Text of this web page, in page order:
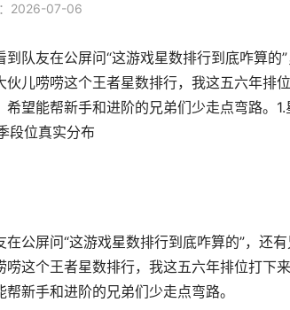
2026-07-06
队友在公屏问“这游戏星数排行到底咋算
伙儿唠唠这个王者星数排行，我这五六年排
望能帮新手和进阶的兄弟们少走点弯路。
段位真实分布
公屏问“这游戏星数排行到底咋算的”，还
唠这个王者星数排行，我这五六年排位打下
新手和进阶的兄弟们少走点弯路。